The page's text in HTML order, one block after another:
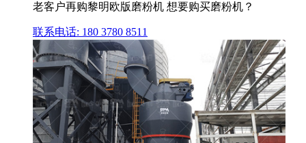
老客户再购黎明欧版磨粉机 想要购买磨粉机？
联系电话: 180 3780 8511